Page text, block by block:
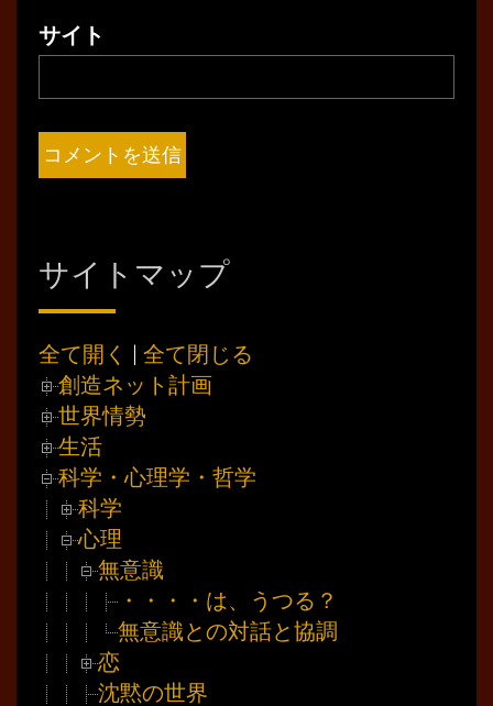
サイト
サイトマップ
全て開く | 全て閉じる
創造ネット計画
世界情勢
生活
科学・心理学・哲学
科学
心理
無意識
・・・・は、うつる？
無意識との対話と協調
恋
沈黙の世界